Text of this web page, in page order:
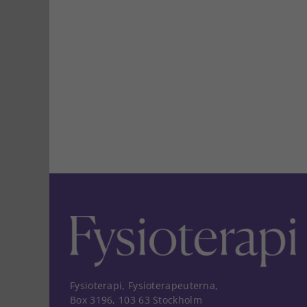
Fysioterapi, Fysioterapeuterna,
Box 3196, 103 63 Stockholm